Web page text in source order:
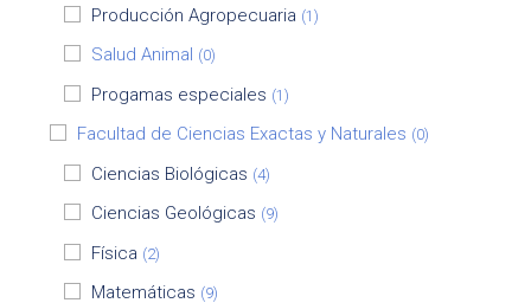
Producción Agropecuaria (1)
Salud Animal (0)
Progamas especiales (1)
Facultad de Ciencias Exactas y Naturales (0)
Ciencias Biológicas (4)
Ciencias Geológicas (9)
Física (2)
Matemáticas (9)